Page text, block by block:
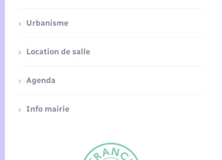
Urbanisme
Location de salle
Agenda
Info mairie